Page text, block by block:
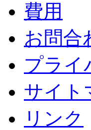
費用
お問合
プライ
サイト
リンク